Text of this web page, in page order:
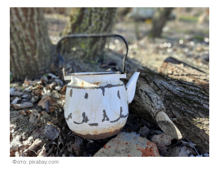
Фото: pixabay.com